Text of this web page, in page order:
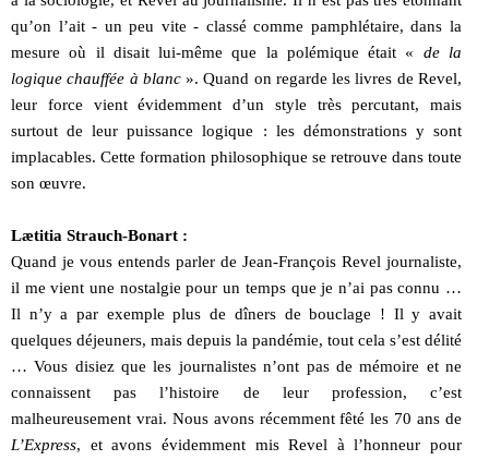
qu’on l’ait - un peu vite - classé comme pamphlétaire, dans la
mesure où il disait lui-même que la polémique était « de la
logique chauffée à blanc». Quand on regarde les livres de Revel,
leur force vient évidemment d’un style très percutant, mais
surtout de leur puissance logique : les démonstrations y sont
implacables. Cette formation philosophique se retrouve dans toute
son œuvre.
Lætitia Strauch-Bonart :
Quand je vous entends parler de Jean-François Revel journaliste,
il me vient une nostalgie pour un temps que je n’ai pas connu …
Il n’y a par exemple plus de dîners de bouclage ! Il y avait
quelques déjeuners, mais depuis la pandémie, tout cela s’est délité
… Vous disiez que les journalistes n’ont pas de mémoire et ne
connaissent pas l’histoire de leur profession, c’est
malheureusement vrai. Nous avons récemment fêté les 70 ans de
L’Express, et avons évidemment mis Revel à l’honneur pour